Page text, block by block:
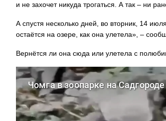
и не захочет никуда трогаться. А так – ни
А спустя несколько дней, во вторник, 14
остаётся на озере, как она улетела», –
Вернётся ли она сюда или улетела с